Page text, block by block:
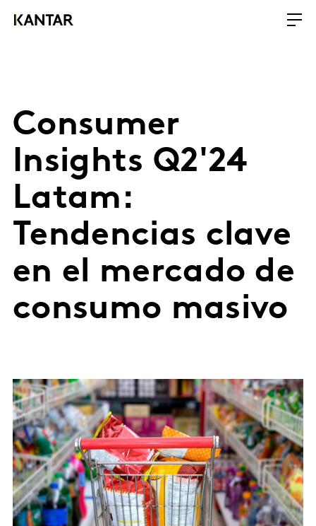
Consumer
Insights Q2'24
Latam:
Tendencias clave
en el mercado de
consumo masivo